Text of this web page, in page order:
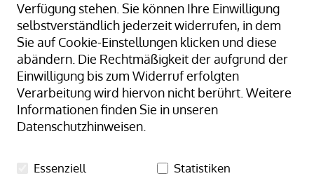
Verfügung stehen. Sie können Ihre Einwilligung
selbstverständlich jederzeit widerrufen, in dem
Sie auf Cookie-Einstellungen klicken und diese
abändern. Die Rechtmäßigkeit der aufgrund der
Einwilligung bis zum Widerruf erfolgten
Verarbeitung wird hiervon nicht berührt. Weitere
Informationen finden Sie in unseren
Datenschutzhinweisen.
Essenziell
Statistiken
Zum
Ende
der
Bildergalerie
springen